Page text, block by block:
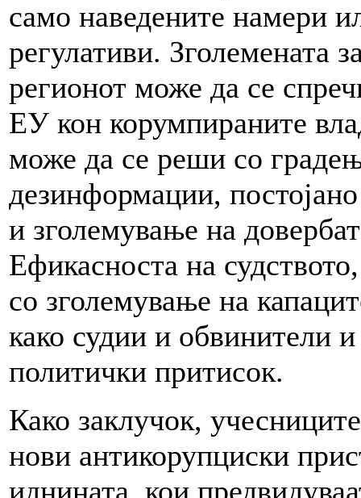
само наведените намери
регулативи. Зголемената
регионот може да се
ЕУ кон корумпираните
може да се реши со
дезинформации,
и зголемување на
Ефикасноста на
со зголемување на
како судии и обвинители
политички притисок.
Како заклучок,
нови антикорупциски
иднината, кои